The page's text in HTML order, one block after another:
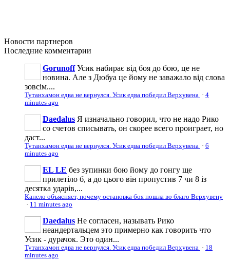
Новости партнеров
Последние комментарии
Gorunoff Усик набирає вiд боя до бою, це не
новина. Але з Дюбуа це йому не заважало вiд слова
зовciм....
Тутанхамон едва не вернулся. Усик едва победил Верхувена · 4
minutes ago
Daedalus Я изначально говорил, что не надо Рико
со счетов списывать, он скорее всего проиграет, но
даст...
Тутанхамон едва не вернулся. Усик едва победил Верхувена · 6
minutes ago
EL LE без зупинки бою йому до гонгу ще
прилетіло б, а до цього він пропустив 7 чи 8 із
десятка ударів,...
Канело объясняет, почему остановка боя пошла во благо Верхувену
· 11 minutes ago
Daedalus Не согласен, называть Рико
неандертальцем это примерно как говорить что
Усик - дурачок. Это один...
Тутанхамон едва не вернулся. Усик едва победил Верхувена · 18
minutes ago